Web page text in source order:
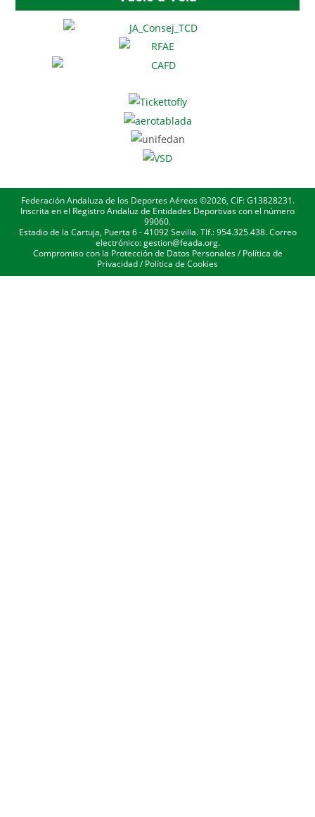
Federación Andaluza de los Deportes Aéreos ©2026, CIF: G13828231.
Inscrita en el Registro Andaluz de Entidades Deportivas con el número
99060.
Estadio de la Cartuja, Puerta 6 - 41092 Sevilla. Tlf.: 954.325.438. Correo
electrónico: gestion@feada.org.
Compromiso con la Protección de Datos Personales/Política de
Privacidad/Política de Cookies